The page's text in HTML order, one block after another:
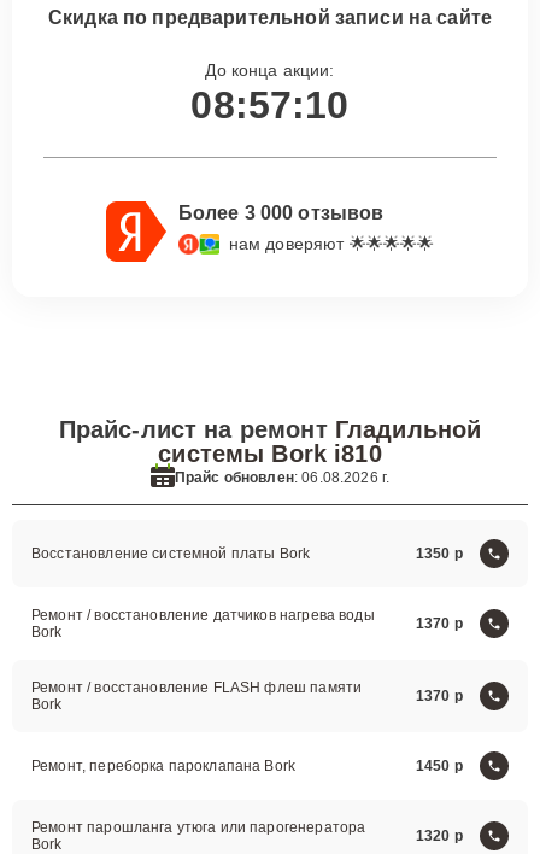
Скидка по предварительной записи на сайте
До конца акции:
08:57:10
Более 3 000 отзывов
нам доверяют 🌟🌟🌟🌟🌟
Прайс-лист на ремонт Гладильной
системы Bork i810
Прайс обновлен: 06.08.2026 г.
Восстановление системной платы Bork 1350
Ремонт / восстановление датчиков нагрева воды
Bork
1370
Ремонт / восстановление FLASH флеш памяти
Bork
1370
Ремонт, переборка пароклапана Bork 1450
Ремонт парошланга утюга или парогенератора
Bork
1320